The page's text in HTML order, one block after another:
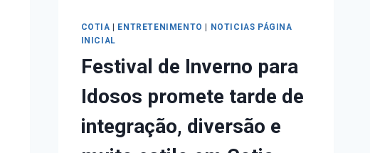
COTIA ENTRETENIMENTO
NOTICIAS PÁGINA
INICIAL
Festival de Inverno para
Idosos promete tarde de
integração, diversão e